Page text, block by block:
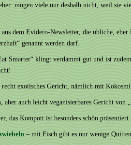
mögen viele nur deshalb nicht, weil sie
dem Evidero-Newsletter, die übliche,
genannt werden darf.
Smarter“ klingt verdammt gut und ist
recht exotisches Gericht, nämlich mit
aber auch leicht veganisierbares Gericht
das Kompott ist besonders schön
– mit Fisch gibt es nur wenige